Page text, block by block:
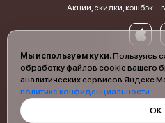
Мы используем куки.Пользуясь
обработку файлов cookie вашего
аналитических сервисов Яндекс
политике конфиденциальности.
ОК
Акции, скидки, кэшбэк